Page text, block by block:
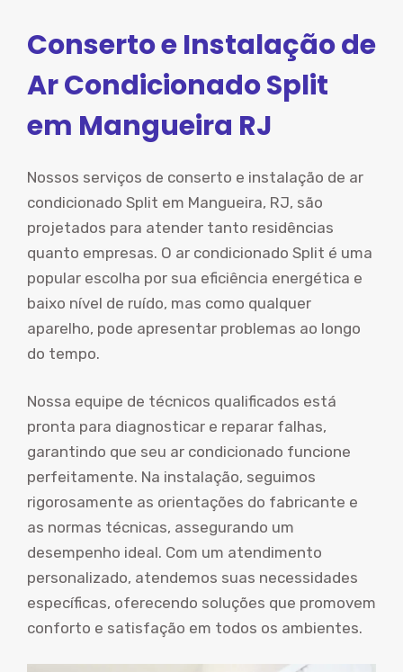
Conserto e Instalação de
Ar Condicionado Split
em Mangueira RJ
Nossos serviços de conserto e instalação de ar
condicionado Split em Mangueira, RJ, são
projetados para atender tanto residências
quanto empresas. O ar condicionado Split é uma
popular escolha por sua eficiência energética e
baixo nível de ruído, mas como qualquer
aparelho, pode apresentar problemas ao longo
do tempo.
Nossa equipe de técnicos qualificados está
pronta para diagnosticar e reparar falhas,
garantindo que seu ar condicionado funcione
perfeitamente. Na instalação, seguimos
rigorosamente as orientações do fabricante e
as normas técnicas, assegurando um
desempenho ideal. Com um atendimento
personalizado, atendemos suas necessidades
específicas, oferecendo soluções que promovem
conforto e satisfação em todos os ambientes.